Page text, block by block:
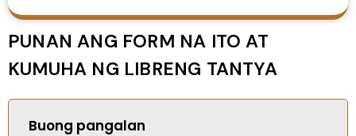
PUNAN ANG FORM NA ITO AT
KUMUHA NG LIBRENG TANTYA
Buong pangalan